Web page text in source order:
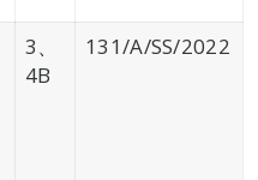
3、
4B
131/A/SS/2022